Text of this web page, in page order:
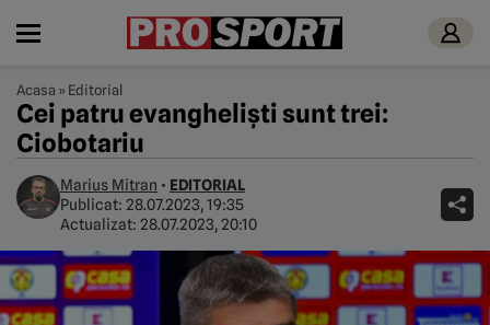
Acasa » Editorial
Cei patru evangheliști sunt trei:
Ciobotariu
Marius Mitran • EDITORIAL
Publicat: 28.07.2023, 19:35
Actualizat: 28.07.2023, 20:10